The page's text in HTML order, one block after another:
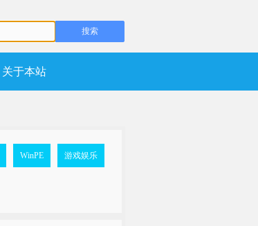
关于本站
WinPE 游戏娱乐